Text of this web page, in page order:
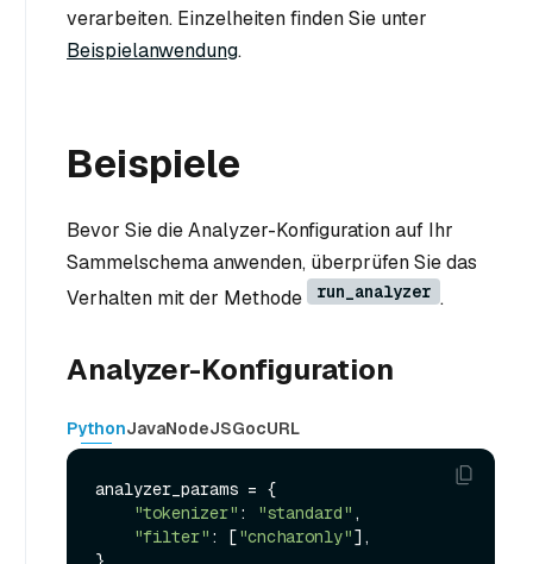
verarbeiten. Einzelheiten finden Sie unter
Beispielanwendung.
Beispiele
Bevor Sie die Analyzer-Konfiguration auf Ihr
Sammelschema anwenden, überprüfen Sie das
Verhalten mit der Methode
run_analyzer .
Analyzer-Konfiguration
PythonJavaNodeJSGocURL
analyzer_params = {
"tokenizer" : "standard" ,
"filter" : ["cncharonly"],